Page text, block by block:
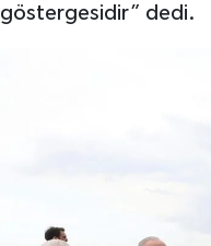
göstergesidir” dedi.